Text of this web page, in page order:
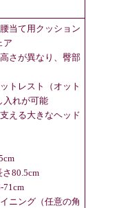
当て用クッション
ア
さが異なり、臀部
トレスト（オット
入れが可能
える大きなヘッド
80.5cm
71cm
ニング（任意の角